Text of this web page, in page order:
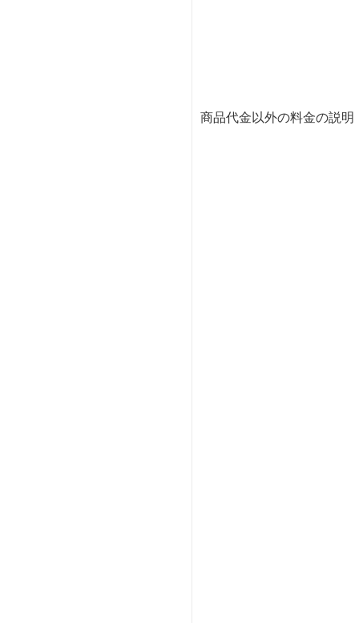
商品代金以外の料金の説明